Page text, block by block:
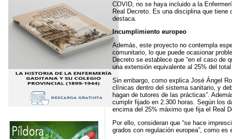
COVID, no se haya incluido a la
Real Decreto. Es una disciplina que tiene
destaca.
Incumplimiento europeo
Además, este proyecto no contempla
comunitario, lo que puede ocasionar
Decreto se establece que “en el caso de
una extensión equivalente al 25% del
Sin embargo, como explica José Ángel
clínicas dentro del sistema sanitario, y
hagan de tutores de las prácticas”.
cumplir fijado en 2.300 horas. Según los
encima del 25% máximo que fija el Real
Por ello, consideran que “se hace
grados con regulación europea”, como es